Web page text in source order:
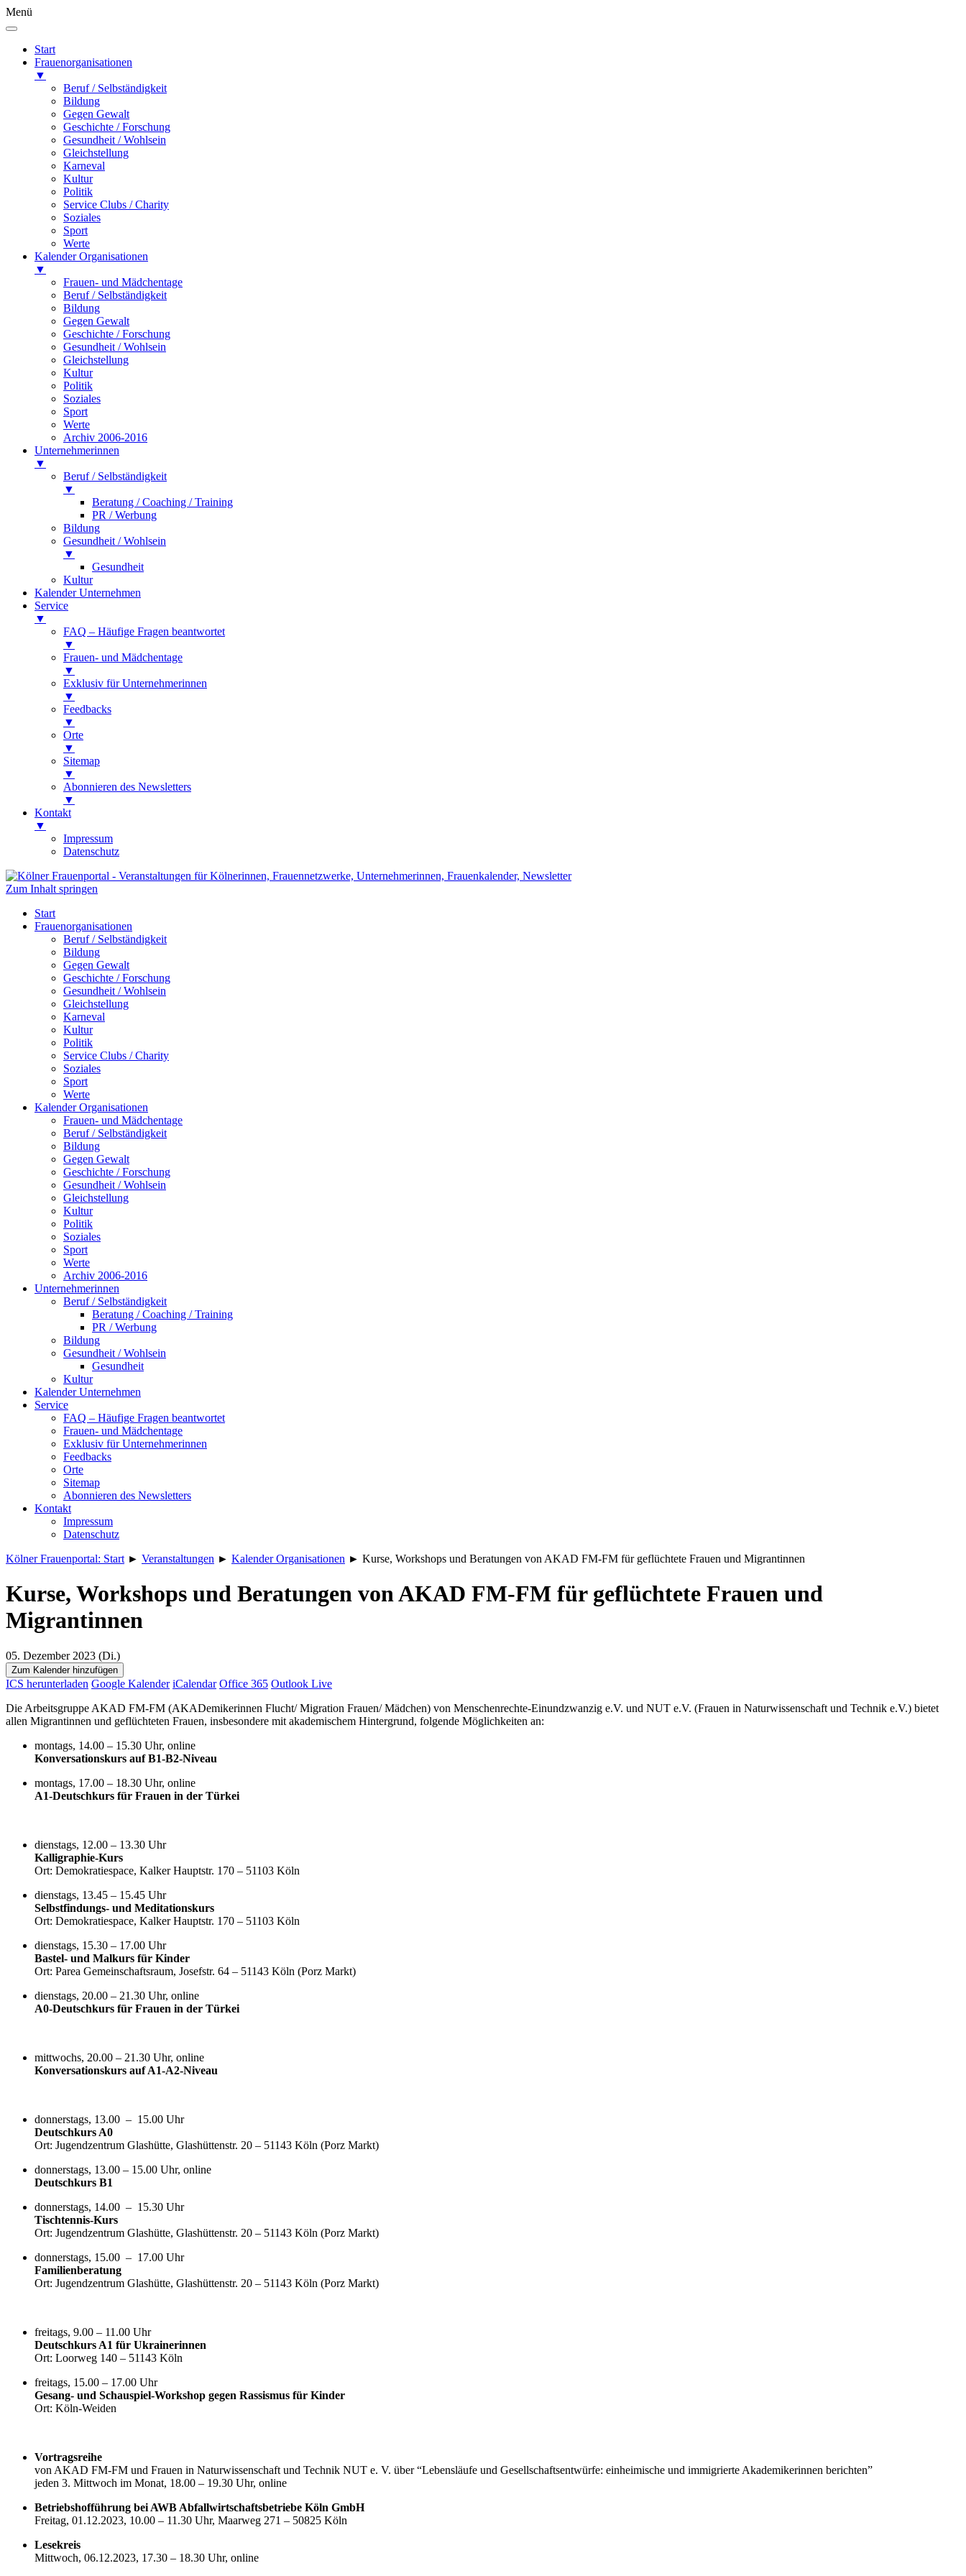
Menü
Start
Frauenorganisationen
▼
Beruf / Selbständigkeit
Bildung
Gegen Gewalt
Geschichte / Forschung
Gesundheit / Wohlsein
Gleichstellung
Karneval
Kultur
Politik
Service Clubs / Charity
Soziales
Sport
Werte
Kalender Organisationen
▼
Frauen- und Mädchentage
Beruf / Selbständigkeit
Bildung
Gegen Gewalt
Geschichte / Forschung
Gesundheit / Wohlsein
Gleichstellung
Kultur
Politik
Soziales
Sport
Werte
Archiv 2006-2016
Unternehmerinnen
▼
Beruf / Selbständigkeit
▼
Beratung / Coaching / Training
PR / Werbung
Bildung
Gesundheit / Wohlsein
▼
Gesundheit
Kultur
Kalender Unternehmen
Service
▼
FAQ – Häufige Fragen beantwortet
▼
Frauen- und Mädchentage
▼
Exklusiv für Unternehmerinnen
▼
Feedbacks
▼
Orte
▼
Sitemap
▼
Abonnieren des Newsletters
▼
Kontakt
▼
Impressum
Datenschutz
Kölner Frauenportal
Veranstaltungen für Kölnerinnen, Frauennetzwerke, Unternehmerinnen, Frauenkalender, Newsletter
Zum Inhalt springen
Start
Frauenorganisationen
Beruf / Selbständigkeit
Bildung
Gegen Gewalt
Geschichte / Forschung
Gesundheit / Wohlsein
Gleichstellung
Karneval
Kultur
Politik
Service Clubs / Charity
Soziales
Sport
Werte
Kalender Organisationen
Frauen- und Mädchentage
Beruf / Selbständigkeit
Bildung
Gegen Gewalt
Geschichte / Forschung
Gesundheit / Wohlsein
Gleichstellung
Kultur
Politik
Soziales
Sport
Werte
Archiv 2006-2016
Unternehmerinnen
Beruf / Selbständigkeit
Beratung / Coaching / Training
PR / Werbung
Bildung
Gesundheit / Wohlsein
Gesundheit
Kultur
Kalender Unternehmen
Service
FAQ – Häufige Fragen beantwortet
Frauen- und Mädchentage
Exklusiv für Unternehmerinnen
Feedbacks
Orte
Sitemap
Abonnieren des Newsletters
Kontakt
Impressum
Datenschutz
Kölner Frauenportal: Start ► Veranstaltungen ► Kalender Organisationen ► Kurse, Workshops und Beratungen von AKAD FM-FM für geflüchtete Frauen und Migrantinnen
Kurse, Workshops und Beratungen von AKAD FM-FM für geflüchtete Frauen und
Migrantinnen
05. Dezember 2023 (Di.)
Zum Kalender hinzufügen
ICS herunterladen Google Kalender iCalendar Office 365 Outlook Live
Die Arbeitsgruppe AKAD FM-FM (AKADemikerinnen Flucht/ Migration Frauen/ Mädchen) von Menschenrechte-Einundzwanzig e.V. und NUT e.V. (Frauen in Naturwissenschaft und Technik e.V.) bietet
allen Migrantinnen und geflüchteten Frauen, insbesondere mit akademischem Hintergrund, folgende Möglichkeiten an:
montags, 14.00 – 15.30 Uhr, online
Konversationskurs auf B1-B2-Niveau
montags, 17.00 – 18.30 Uhr, online
A1-Deutschkurs für Frauen in der Türkei
dienstags, 12.00 – 13.30 Uhr
Kalligraphie-Kurs
Ort: Demokratiespace, Kalker Hauptstr. 170 – 51103 Köln
dienstags, 13.45 – 15.45 Uhr
Selbstfindungs- und Meditationskurs
Ort: Demokratiespace, Kalker Hauptstr. 170 – 51103 Köln
dienstags, 15.30 – 17.00 Uhr
Bastel- und Malkurs für Kinder
Ort: Parea Gemeinschaftsraum, Josefstr. 64 – 51143 Köln (Porz Markt)
dienstags, 20.00 – 21.30 Uhr, online
A0-Deutschkurs für Frauen in der Türkei
mittwochs, 20.00 – 21.30 Uhr, online
Konversationskurs auf A1-A2-Niveau
donnerstags, 13.00 – 15.00 Uhr
Deutschkurs A0
Ort: Jugendzentrum Glashütte, Glashüttenstr. 20 – 51143 Köln (Porz Markt)
donnerstags, 13.00 – 15.00 Uhr, online
Deutschkurs B1
donnerstags, 14.00 – 15.30 Uhr
Tischtennis-Kurs
Ort: Jugendzentrum Glashütte, Glashüttenstr. 20 – 51143 Köln (Porz Markt)
donnerstags, 15.00 – 17.00 Uhr
Familienberatung
Ort: Jugendzentrum Glashütte, Glashüttenstr. 20 – 51143 Köln (Porz Markt)
freitags, 9.00 – 11.00 Uhr
Deutschkurs A1 für Ukrainerinnen
Ort: Loorweg 140 – 51143 Köln
freitags, 15.00 – 17.00 Uhr
Gesang- und Schauspiel-Workshop gegen Rassismus für Kinder
Ort: Köln-Weiden
Vortragsreihe
von AKAD FM-FM und Frauen in Naturwissenschaft und Technik NUT e. V. über “Lebensläufe und Gesellschaftsentwürfe: einheimische und immigrierte Akademikerinnen berichten”
jeden 3. Mittwoch im Monat, 18.00 – 19.30 Uhr, online
Betriebshofführung bei AWB Abfallwirtschaftsbetriebe Köln GmbH
Freitag, 01.12.2023, 10.00 – 11.30 Uhr, Maarweg 271 – 50825 Köln
Lesekreis
Mittwoch, 06.12.2023, 17.30 – 18.30 Uhr, online